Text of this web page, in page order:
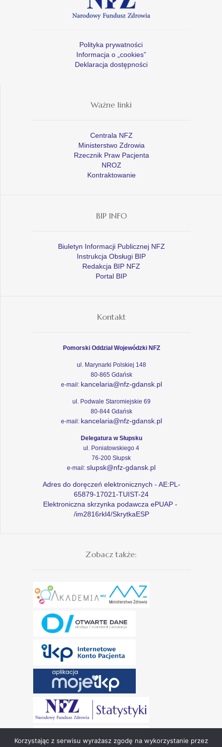
Polityka prywatności
Informacja o „cookies”
Deklaracja dostępności
Ważne linki
Centrala NFZ
Ministerstwo Zdrowia
Rzecznik Praw Pacjenta
NROZ
Kontraktowanie
BIP INFO
Biuletyn Informacji Publicznej NFZ
Instrukcja Obsługi BIP
Redakcja BIP NFZ
Portal BIP
Kontakt
Pomorski Oddział Wojewódzki NFZ
ul. Marynarki Polskiej 148
80-865 Gdańsk
e-mail: kancelaria@nfz-gdansk.pl
ul. Podwale Staromiejskie 69
80-844 Gdańsk
e-mail: kancelaria@nfz-gdansk.pl
Delegatura w Słupsku
ul. Poniatowskiego 4
76-200 Słupsk
e-mail: slupsk@nfz-gdansk.pl
Adres do doręczeń elektronicznych - AE:PL-
65879-17021-TUIST-24
Elektroniczna skrzynka podawcza ePUAP -
/im2816rkl4/SkrytkaESP
Zobacz także:
Korzystając z serwisu wyrażasz zgodę na wykorzystanie przez